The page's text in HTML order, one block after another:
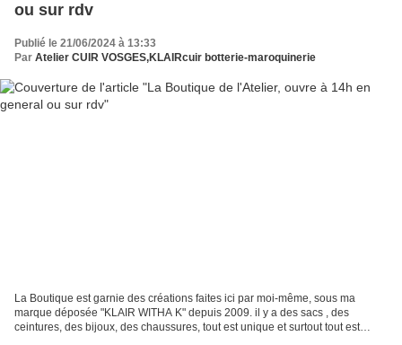
ou sur rdv
Publié le 21/06/2024 à 13:33
Par Atelier CUIR VOSGES,KLAIRcuir botterie-maroquinerie
La Boutique est garnie des créations faites ici par moi-même, sous ma
marque déposée "KLAIR WITHA K" depuis 2009. il y a des sacs , des
ceintures, des bijoux, des chaussures, tout est unique et surtout tout est